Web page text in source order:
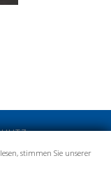
stimmen Sie unserer